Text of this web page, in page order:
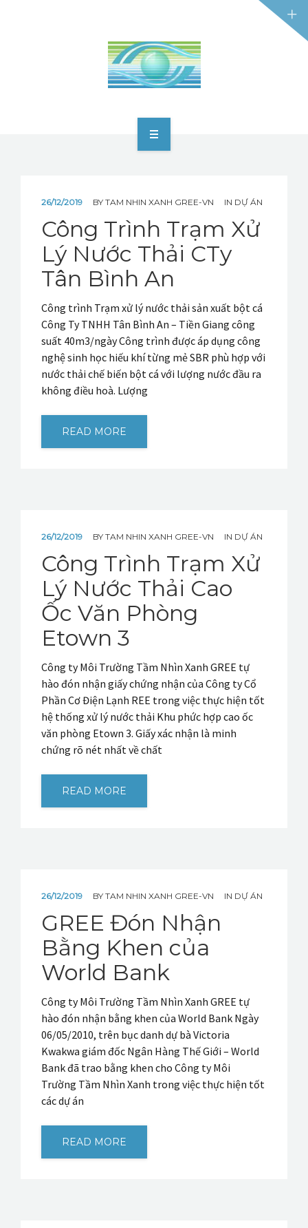
CÔNG NGHỆ
DỰ ÁN
SẢN PHẨM
KHO TÀI LIỆU
TIN TỨC
26/12/2019 BY TAM NHIN XANH GREE-VN IN DỰ ÁN
Công Trình Trạm Xử
Lý Nước Thải CTy
Tân Bình An
Công trình Trạm xử lý nước thải sản xuất bột cá
Công Ty TNHH Tân Bình An – Tiền Giang công
suất 40m3/ngày Công trình được áp dụng công
nghệ sinh học hiếu khí từng mẻ SBR phù hợp với
nước thải chế biến bột cá với lượng nước đầu ra
không điều hoà. Lượng
READ MORE
26/12/2019 BY TAM NHIN XANH GREE-VN IN DỰ ÁN
Công Trình Trạm Xử
Lý Nước Thải Cao
Ốc Văn Phòng
Etown 3
Công ty Môi Trường Tầm Nhìn Xanh GREE tự
hào đón nhận giấy chứng nhận của Công ty Cổ
Phần Cơ Điện Lạnh REE trong việc thực hiện tốt
hệ thống xử lý nước thải Khu phức hợp cao ốc
văn phòng Etown 3. Giấy xác nhận là minh
chứng rõ nét nhất về chất
READ MORE
26/12/2019 BY TAM NHIN XANH GREE-VN IN DỰ ÁN
GREE Đón Nhận
Bằng Khen của
World Bank
Công ty Môi Trường Tầm Nhìn Xanh GREE tự
hào đón nhận bằng khen của World Bank Ngày
06/05/2010, trên bục danh dự bà Victoria
Kwakwa giám đốc Ngân Hàng Thế Giới – World
Bank đã trao bằng khen cho Công ty Môi
Trường Tầm Nhìn Xanh trong việc thực hiện tốt
các dự án
READ MORE